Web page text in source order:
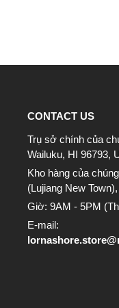
CONTACT US
Trụ sở chính của
Wailuku, HI 96793,
Kho hàng của
(Lujiang New
Giờ: 9AM - 5PM
E-mail: